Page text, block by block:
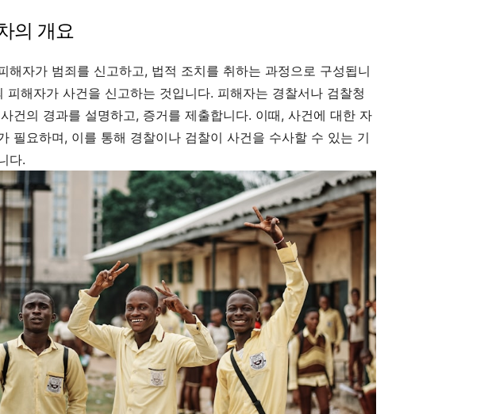
의 개요
해자가 범죄를 신고하고, 법적 조치를 취하는 과정으로 구성됩니
피해자가 사건을 신고하는 것입니다. 피해자는 경찰서나 검찰청
건의 경과를 설명하고, 증거를 제출합니다. 이때, 사건에 대한 자
필요하며, 이를 통해 경찰이나 검찰이 사건을 수사할 수 있는 기
다.